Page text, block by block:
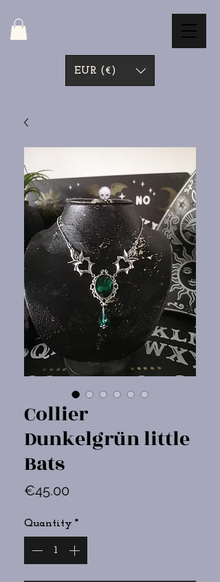
EUR (€)
Collier
Dunkelgrün little
Bats
€45.00
Quantity *